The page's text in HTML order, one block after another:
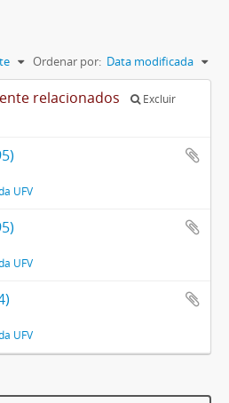
Ordenar por: Data modificada
relacionados
Excluir
UFV
UFV
UFV